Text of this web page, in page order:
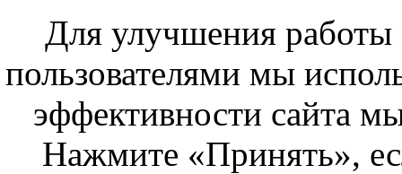
Для улучшения работы
пользователями мы
эффективности сайта
Нажмите «Принять»,